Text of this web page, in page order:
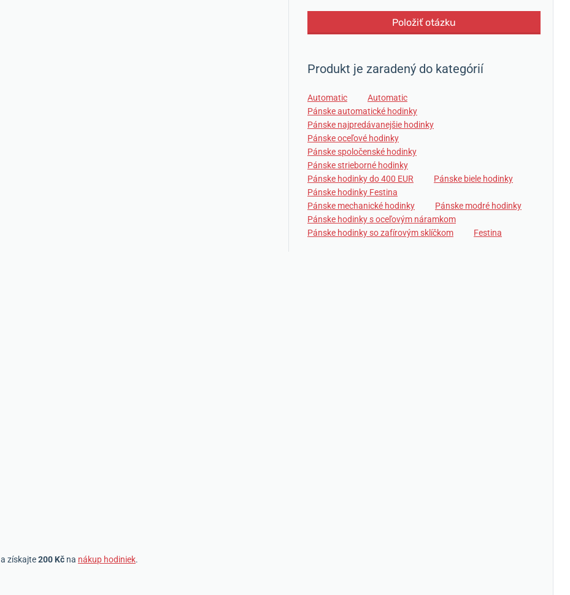
a získajte200 Kč na nákup hodiniek.
Položiť otázku
Produkt je zaradený do kategórií
Automatic
Automatic
Pánske automatické hodinky
Pánske najpredávanejšie hodinky
Pánske oceľové hodinky
Pánske spoločenské hodinky
Pánske strieborné hodinky
Pánske hodinky do 400 EUR
Pánske biele hodinky
Pánske hodinky Festina
Pánske mechanické hodinky
Pánske modré hodinky
Pánske hodinky s oceľovým náramkom
Pánske hodinky so zafírovým sklíčkom
Festina